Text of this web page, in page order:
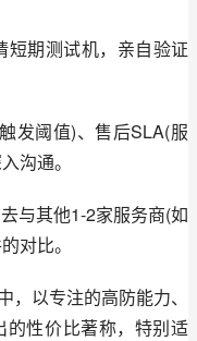
短期测试机，亲自验证
发阈值)、售后SLA(服
沟通。
与其他1-2家服务商(如
对比。
以专注的高防能力、
性价比著称，特别适